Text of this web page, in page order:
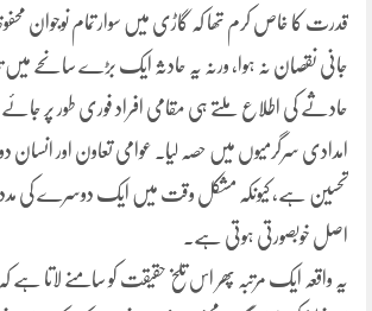
قدرت کا خاص کرم تھا کہ گاڑی میں سوار تمام نوجوان
جانی نقصان نہ ہوا، ورنہ یہ حادثہ ایک بڑے سانحے میں
حادثے کی اطلاع ملتے ہی مقامی افراد فوری طور پر جائے
امدادی سرگرمیوں میں حصہ لیا۔ عوامی تعاون اور انسان
تحسین ہے، کیونکہ مشکل وقت میں ایک دوسرے کی
اصل خوبصورتی ہوتی ہے۔
یہ واقعہ ایک مرتبہ پھر اس تلخ حقیقت کو سامنے لاتا ہے